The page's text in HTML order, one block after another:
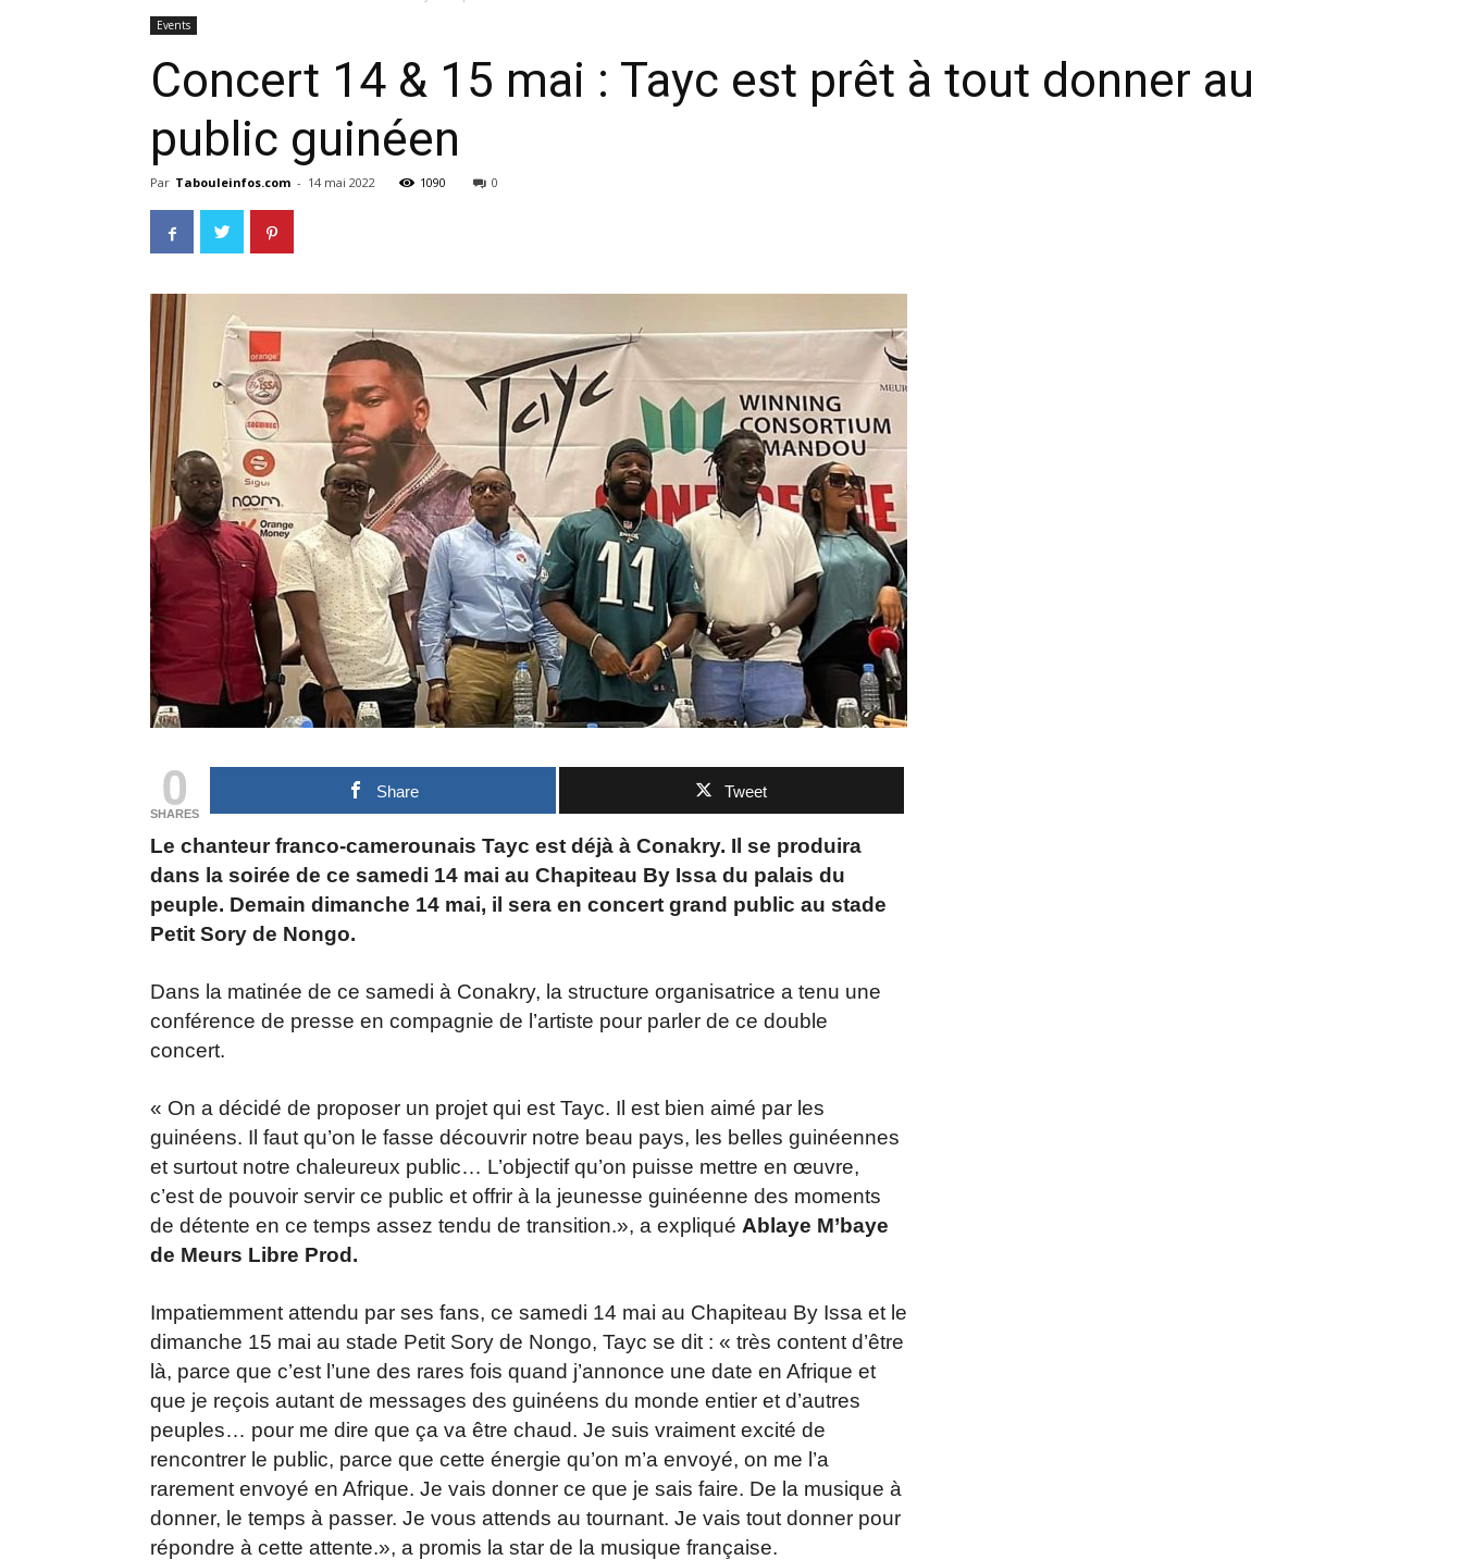
Events
Concert 14 & 15 mai : Tayc est prêt à tout donner au
public guinéen
Par Tabouleinfos.com - 14 mai 2022 1090 0
0
SHARES
Share Tweet
Le chanteur franco-camerounais Tayc est déjà à Conakry. Il se produira
dans la soirée de ce samedi 14 mai au Chapiteau By Issa du palais du
peuple. Demain dimanche 14 mai, il sera en concert grand public au stade
Petit Sory de Nongo.
Dans la matinée de ce samedi à Conakry, la structure organisatrice a tenu une
conférence de presse en compagnie de l’artiste pour parler de ce double
concert.
« On a décidé de proposer un projet qui est Tayc. Il est bien aimé par les
guinéens. Il faut qu’on le fasse découvrir notre beau pays, les belles guinéennes
et surtout notre chaleureux public… L’objectif qu’on puisse mettre en œuvre,
c’est de pouvoir servir ce public et offrir à la jeunesse guinéenne des moments
de détente en ce temps assez tendu de transition.», a expliqué Ablaye M’baye
de Meurs Libre Prod.
Impatiemment attendu par ses fans, ce samedi 14 mai au Chapiteau By Issa et le
dimanche 15 mai au stade Petit Sory de Nongo, Tayc se dit : « très content d’être
là, parce que c’est l’une des rares fois quand j’annonce une date en Afrique et
que je reçois autant de messages des guinéens du monde entier et d’autres
peuples… pour me dire que ça va être chaud. Je suis vraiment excité de
rencontrer le public, parce que cette énergie qu’on m’a envoyé, on me l’a
rarement envoyé en Afrique. Je vais donner ce que je sais faire. De la musique à
donner, le temps à passer. Je vous attends au tournant. Je vais tout donner pour
répondre à cette attente.», a promis la star de la musique française.